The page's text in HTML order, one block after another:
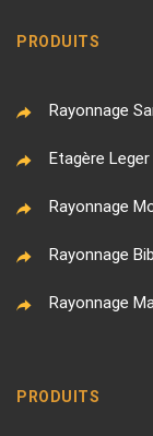
PRODUITS
Rayonnage
Etagère
Rayonnage
Rayonnage
Rayonnage
PRODUITS